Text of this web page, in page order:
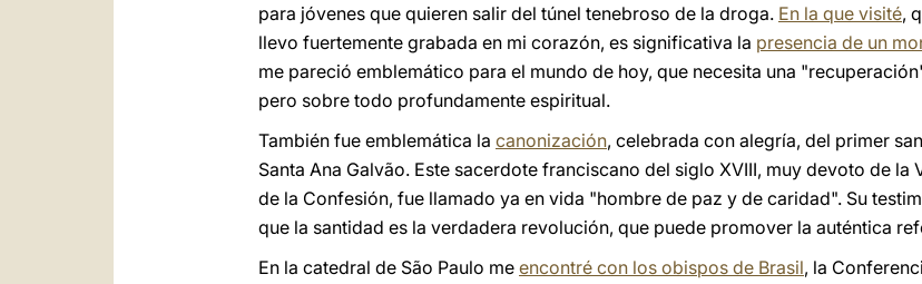
para jóvenes que quieren salir del túnel tenebroso de la droga. En la que visité,
llevo fuertemente grabada en mi corazón, es significativa la presencia de un
me pareció emblemático para el mundo de hoy, que necesita una
pero sobre todo profundamente espiritual.
También fue emblemática la canonización, celebrada con alegría, del primer
Santa Ana Galvão. Este sacerdote franciscano del siglo XVIII, muy devoto de
de la Confesión, fue llamado ya en vida "hombre de paz y de caridad". Su
que la santidad es la verdadera revolución, que puede promover la auténtica
En la catedral de São Paulo me encontré con los obispos de Brasil, la